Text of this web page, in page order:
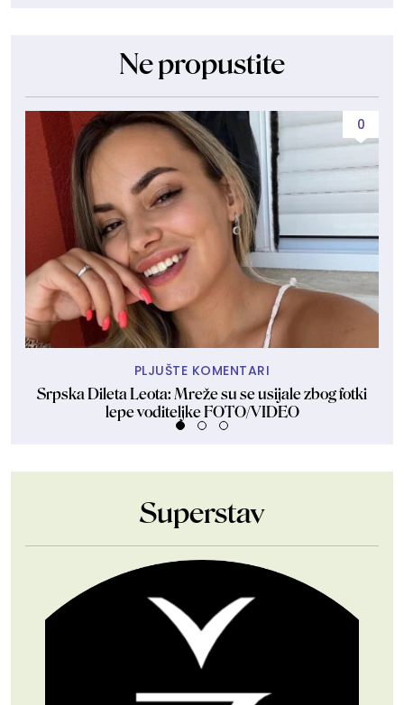
Ne propustite
0
PLJUŠTE KOMENTARI
Srpska Dileta Leota: Mreže su se usijale zbog fotki
lepe voditeljke FOTO/VIDEO
Superstav